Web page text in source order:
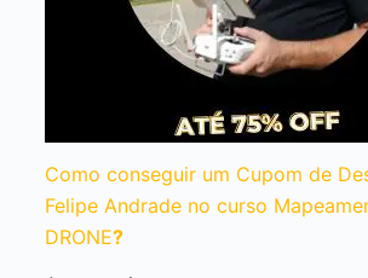
Como conseguir um Cupom de
Felipe Andrade no curso
DRONE?